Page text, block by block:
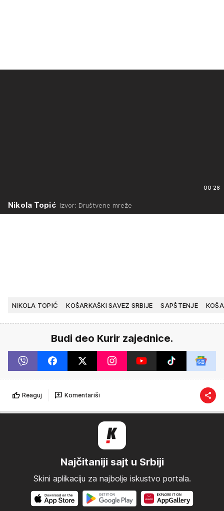
00:28
Nikola TopićIzvor: Društvene mreže
NIKOLA TOPIĆ KOŠARKAŠKI SAVEZ SRBIJE SAPŠTENJE
Budi deo Kurir zajednice.
Reaguj Komentariši
Najčitaniji sajt u Srbiji
Skini aplikaciju za najbolje iskustvo portala.